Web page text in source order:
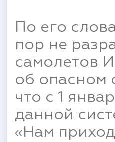
По его
пор не
самолетов
об опасном
что с 1
данной
«Нам